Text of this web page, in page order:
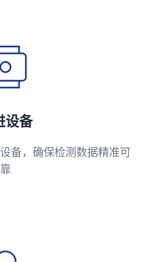
设备
备，确保检测数据精准可
靠